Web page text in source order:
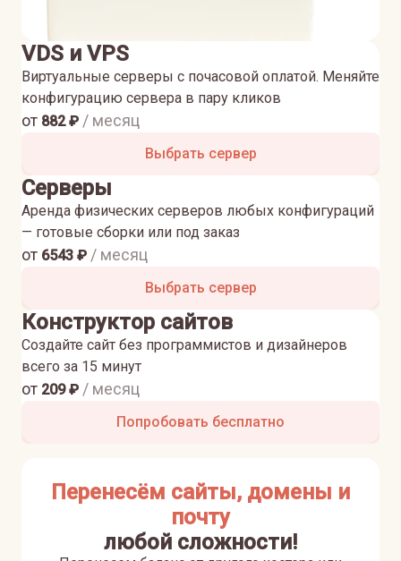
VDS и VPS
Виртуальные серверы с почасовой оплатой. Меняйте
конфигурацию сервера в пару кликов
от 882₽ / месяц
Выбрать сервер
Серверы
Аренда физических серверов любых конфигураций
— готовые сборки или под заказ
от 6543 ₽ / месяц
Выбрать сервер
Конструктор сайтов
Создайте сайт без программистов и дизайнеров
всего за 15 минут
от 209₽ / месяц
Попробовать бесплатно
Перенесём сайты, домены и
почту
любой сложности!